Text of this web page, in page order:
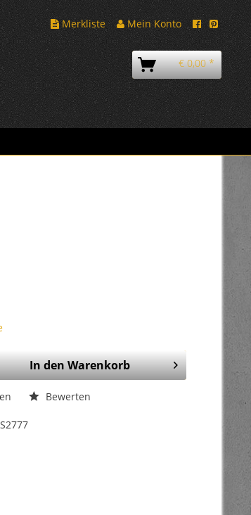
Merkliste
Mein Konto
€ 0,00 *
In denWarenkorb
Bewerten